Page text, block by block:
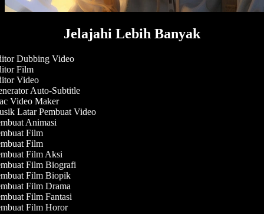
Jelajahi Lebih Banyak
Dubbing Video
Film
Video
Auto-Subtitle
Video Maker
Latar Pembuat Video
Animasi
Film
Film
Film Aksi
Film Biografi
Film Biopik
Film Drama
Film Fantasi
Film Horor